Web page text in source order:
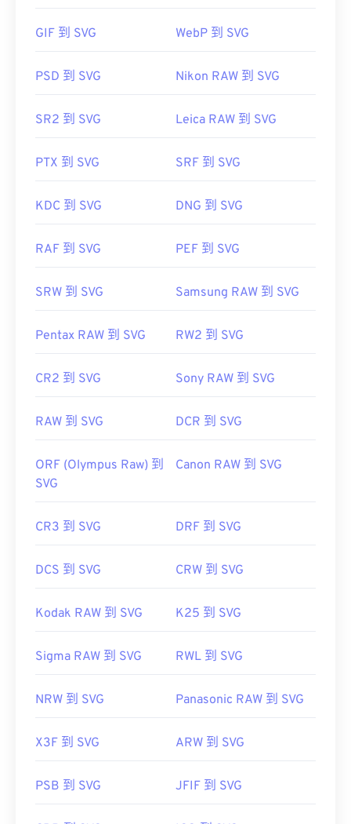
實用連結：
explore/a/products-and-innovation/nikon-electronic-
嘗試使用我們的
SVG 轉 JPG或萬維網聯盟 (W3C)
href="https://www.lifewire.com/svg-file-
https://en.wikipedia.org/wiki/
GIF 到 SVG WebP 到 SVG
PSD 到 SVG Nikon RAW 到 SVG
SR2 到 SVG Leica RAW 到 SVG
PTX 到 SVG SRF 到 SVG
KDC 到 SVG DNG 到 SVG
RAF 到 SVG PEF 到 SVG
SRW 到 SVG Samsung RAW 到 SVG
Pentax RAW 到 SVG RW2 到 SVG
CR2 到 SVG Sony RAW 到 SVG
RAW 到 SVG DCR 到 SVG
ORF (Olympus Raw) 到
SVG
Canon RAW 到 SVG
CR3 到 SVG DRF 到 SVG
DCS 到 SVG CRW 到 SVG
Kodak RAW 到 SVG K25 到 SVG
Sigma RAW 到 SVG RWL 到 SVG
NRW 到 SVG Panasonic RAW 到 SVG
X3F 到 SVG ARW 到 SVG
PSB 到 SVG JFIF 到 SVG